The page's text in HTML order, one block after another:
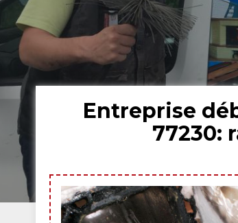
Entreprise
77230: